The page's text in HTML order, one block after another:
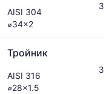
AISI 304
⌀34x2
Тройник
AISI 316
⌀28x1.5